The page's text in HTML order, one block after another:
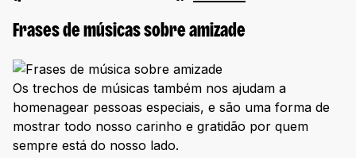
Frases de músicas sobre amizade
Os trechos de músicas também nos ajudam a
homenagear pessoas especiais, e são uma forma de
mostrar todo nosso carinho e gratidão por quem
sempre está do nosso lado.